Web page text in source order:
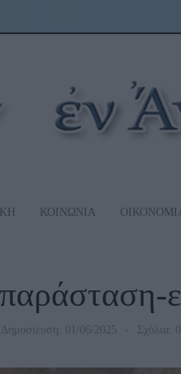
ΚΟΙΝΩΝΙΑ
Δημοσίευση: 01/06/2025 Σχόλια: 0